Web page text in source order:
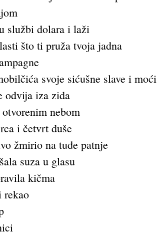
službi dolara i laži
što ti pruža tvoja jadna
svoje sićušne slave i moći
odvija iza zida
nebom
i četvrt duše
žmirio na tuđe patnje
suza u glasu
kičma
rekao